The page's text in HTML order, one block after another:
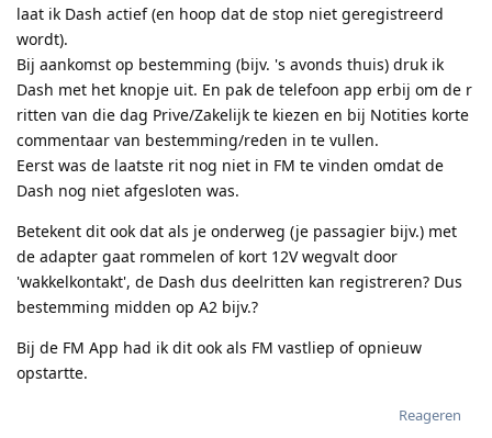
laat ik Dash actief (en hoop dat de stop niet geregistreerd
wordt).
Bij aankomst op bestemming (bijv. 's avonds thuis) druk ik
Dash met het knopje uit. En pak de telefoon app erbij om de r
ritten van die dag Prive/Zakelijk te kiezen en bij Notities korte
commentaar van bestemming/reden in te vullen.
Eerst was de laatste rit nog niet in FM te vinden omdat de
Dash nog niet afgesloten was.
Betekent dit ook dat als je onderweg (je passagier bijv.) met
de adapter gaat rommelen of kort 12V wegvalt door
'wakkelkontakt', de Dash dus deelritten kan registreren? Dus
bestemming midden op A2 bijv.?
Bij de FM App had ik dit ook als FM vastliep of opnieuw
opstartte.
Reageren